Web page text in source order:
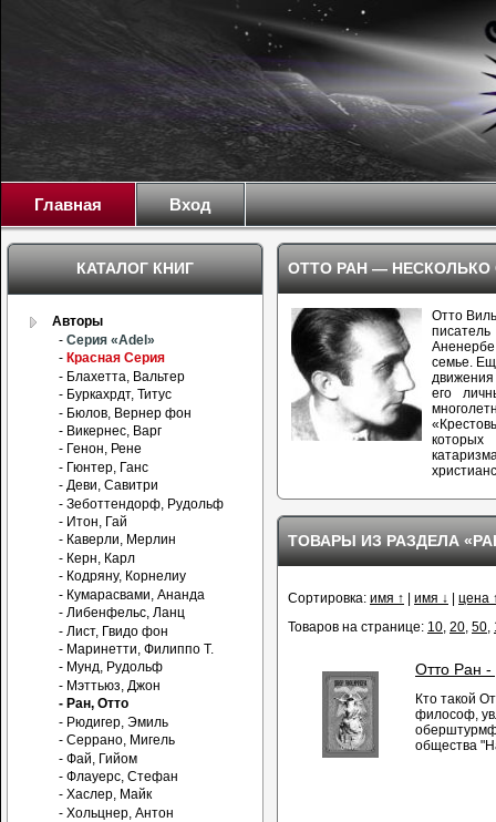
Главная Вход
ОТТО РАН — НЕСКОЛЬКО
Отто
семье.
движения
его
ТОВАРЫ ИЗ РАЗДЕЛА
Сортировка: имя ↑ имя ↓
цена
Товаров на странице: 10, 20, 50,
Отто Ран
Кто такой
философ,
общества
КАТАЛОГ КНИГ
Авторы
-Серия «Adel»
- Красная Серия
- Блахетта, Вальтер
- Буркахрдт, Титус
- Бюлов, Вернер фон
- Викернес, Варг
- Генон, Рене
- Гюнтер, Ганс
- Деви, Савитри
- Зеботтендорф, Рудольф
- Итон, Гай
- Каверли, Мерлин
- Керн, Карл
- Кодряну, Корнелиу
- Кумарасвами, Ананда
- Либенфельс, Ланц
- Лист, Гвидо фон
- Маринетти, Филиппо Т.
- Мунд, Рудольф
- Мэттьюз, Джон
- Ран, Отто
- Рюдигер, Эмиль
- Серрано, Мигель
- Фай, Гийом
- Флауерс, Стефан
- Хаслер, Майк
- Хольцнер, Антон